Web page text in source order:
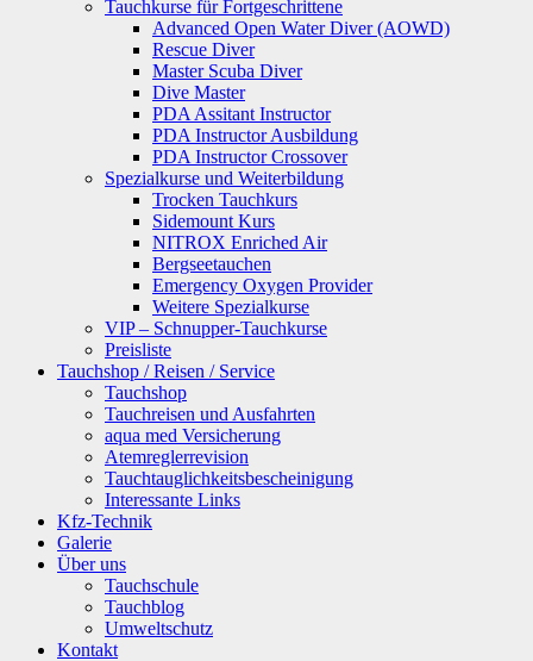
Tauchkurse für Fortgeschrittene
Advanced Open Water Diver (AOWD)
Rescue Diver
Master Scuba Diver
Dive Master
PDA Assitant Instructor
PDA Instructor Ausbildung
PDA Instructor Crossover
Spezialkurse und Weiterbildung
Trocken Tauchkurs
Sidemount Kurs
NITROX Enriched Air
Bergseetauchen
Emergency Oxygen Provider
Weitere Spezialkurse
VIP – Schnupper-Tauchkurse
Preisliste
Tauchshop / Reisen / Service
Tauchshop
Tauchreisen und Ausfahrten
aqua med Versicherung
Atemreglerrevision
Tauchtauglichkeitsbescheinigung
Interessante Links
Kfz-Technik
Galerie
Über uns
Tauchschule
Tauchblog
Umweltschutz
Kontakt